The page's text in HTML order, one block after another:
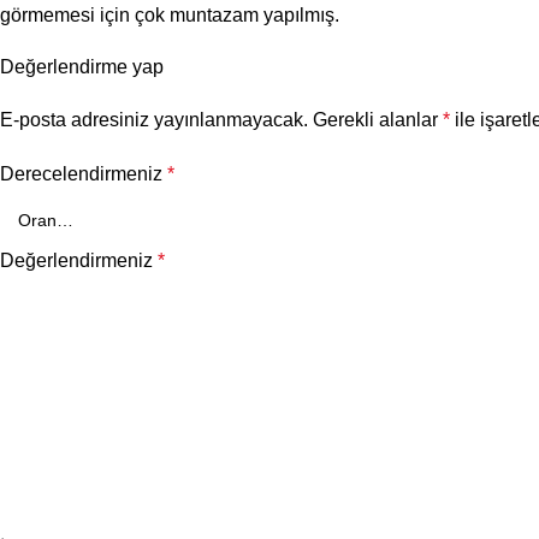
görmemesi için çok muntazam yapılmış.
Değerlendirme yap
E-posta adresiniz yayınlanmayacak. Gerekli alanlar * ile
Derecelendirmeniz *
Değerlendirmeniz *